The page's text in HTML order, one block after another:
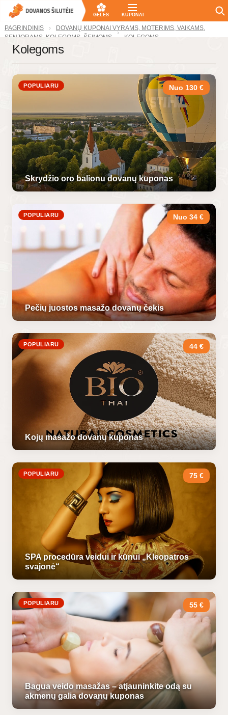
KUPONAI
GĖLĖS
PAGRINDINIS
DOVANŲ KUPONAI VYRAMS, MOTERIMS, VAIKAMS,
SENJORAMS, KOLEGOMS, ŠEIMOMS
KOLEGOMS
Kolegoms
POPULIARU Nuo 130 €
Skrydžio oro balionu dovanų kuponas
POPULIARU Nuo 34 €
Pečių juostos masažo dovanų čekis
POPULIARU 44 €
Kojų masažo dovanų kuponas
POPULIARU 75 €
SPA procedūra veidui ir kūnui „Kleopatros
svajonė“
POPULIARU 55 €
Bagua veido masažas – atjauninkite odą su
akmenų galia dovanų kuponas